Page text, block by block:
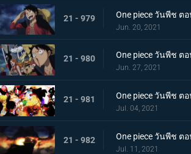
21 - 979
Jun. 20, 2021
21 - 980
Jun. 27, 2021
21 - 981
Jul. 04, 2021
21 - 982
Jul. 11, 2021